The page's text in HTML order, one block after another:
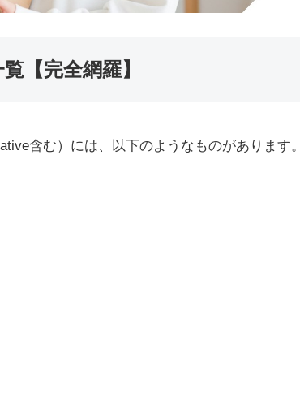
【完全網羅】
含む）には、以下のようなものがあります。